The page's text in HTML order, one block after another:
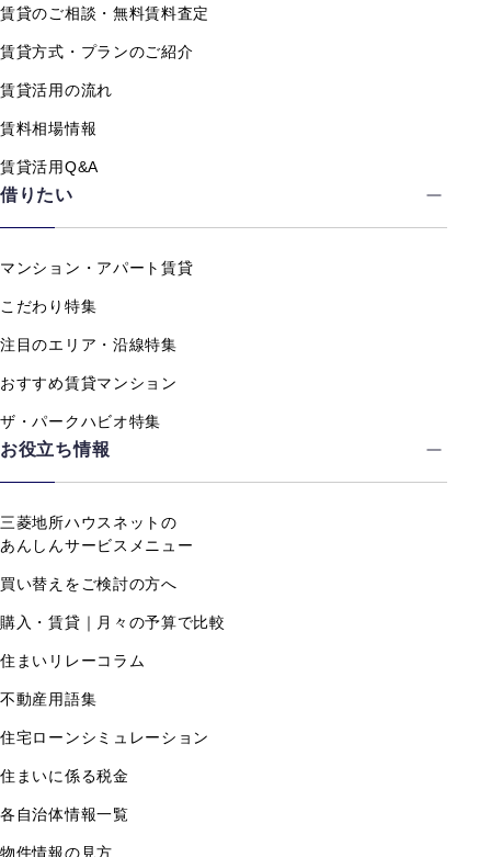
賃貸のご相談・無料賃料査定
賃貸方式・プランのご紹介
賃貸活用の流れ
賃料相場情報
賃貸活用Q&A
借りたい
マンション・アパート賃貸
こだわり特集
注目のエリア・沿線特集
おすすめ賃貸マンション
ザ・パークハビオ特集
お役立ち情報
三菱地所ハウスネットの
あんしんサービスメニュー
買い替えをご検討の方へ
購入・賃貸｜月々の予算で比較
住まいリレーコラム
不動産用語集
住宅ローンシミュレーション
住まいに係る税金
各自治体情報一覧
物件情報の見方